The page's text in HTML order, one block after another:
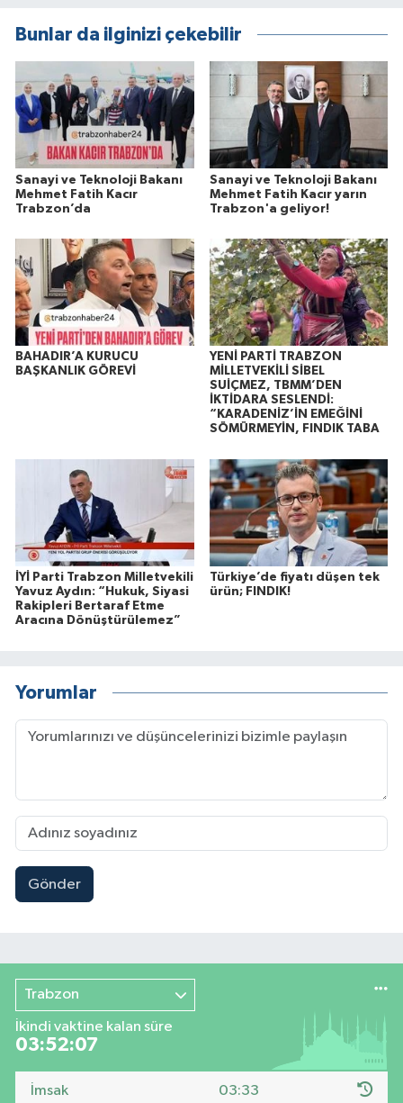
Bunlar da ilginizi çekebilir
Sanayi ve Teknoloji Bakanı
Mehmet Fatih Kacır
Trabzon’da
Sanayi ve Teknoloji Bakanı
Mehmet Fatih Kacır yarın
Trabzon'a geliyor!
BAHADIR’A KURUCU
BAŞKANLIK GÖREVİ
YENİ PARTİ TRABZON
MİLLETVEKİLİ SİBEL
SUİÇMEZ, TBMM’DEN
İKTİDARA SESLENDİ:
“KARADENİZ’İN EMEĞİNİ
SÖMÜRMEYİN, FINDIK TABA
İYİ Parti Trabzon Milletvekili
Yavuz Aydın: “Hukuk, Siyasi
Rakipleri Bertaraf Etme
Aracına Dönüştürülemez”
Türkiye’de fiyatı düşen tek
ürün; FINDIK!
Yorumlar
Gönder
Trabzon
İkindi vaktine kalan süre
03:52:06
İmsak 03:33